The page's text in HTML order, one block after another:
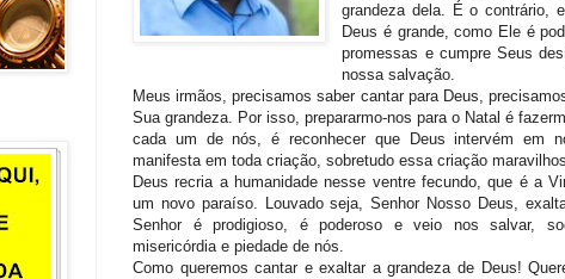
grandeza dela. É o contrário,
Deus é grande, como Ele é
promessas e cumpre Seus
nossa salvação.
Meus irmãos, precisamos saber cantar para Deus,
Sua grandeza. Por isso, prepararmo-nos para o Natal é
cada um de nós, é reconhecer que Deus intervém em
manifesta em toda criação, sobretudo essa criação
Deus recria a humanidade nesse ventre fecundo, que é a
um novo paraíso. Louvado seja, Senhor Nosso Deus,
Senhor é prodigioso, é poderoso e veio nos salvar,
misericórdia e piedade de nós.
Como queremos cantar e exaltar a grandeza de Deus!